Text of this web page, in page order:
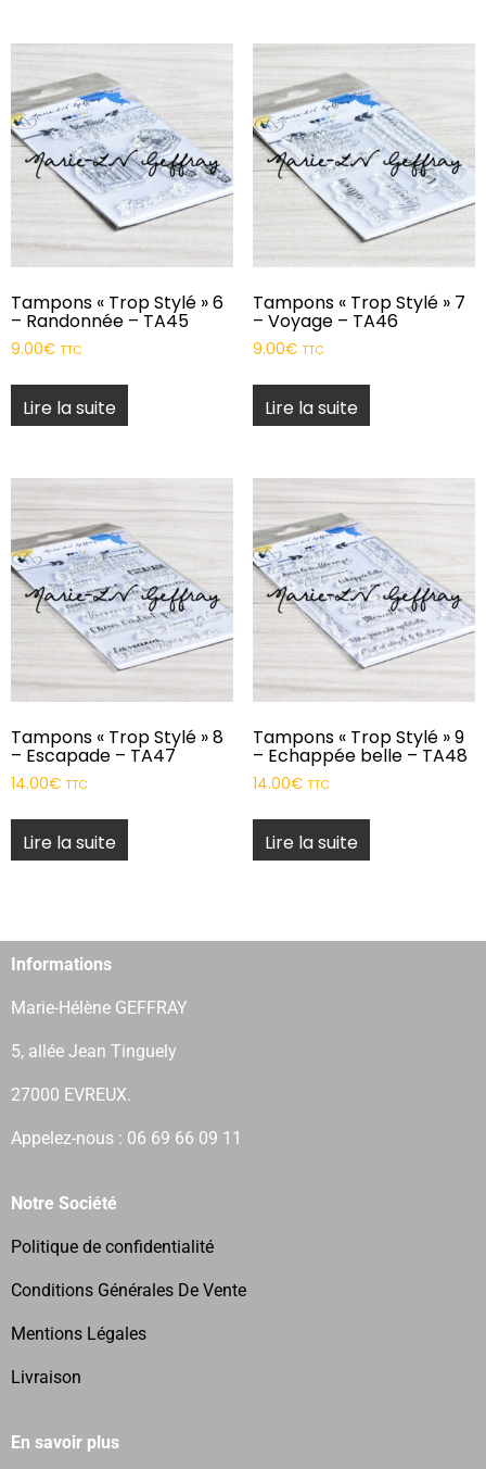
Tampons « Trop Stylé » 6
– Randonnée – TA45
9.00€ TTC
Lire la suite
Tampons « Trop Stylé » 7
– Voyage – TA46
9.00€ TTC
Lire la suite
Tampons « Trop Stylé » 8
– Escapade – TA47
14.00€ TTC
Lire la suite
Tampons « Trop Stylé » 9
– Echappée belle – TA48
14.00€ TTC
Lire la suite
Informations
Marie-Hélène GEFFRAY
5, allée Jean Tinguely
27000 EVREUX.
Appelez-nous : 06 69 66 09 11
Notre Société
Politique de confidentialité
Conditions Générales De Vente
Mentions Légales
Livraison
En savoir plus